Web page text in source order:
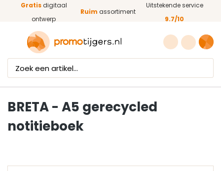
Ga naar de hoofdinhoud
Gratisdigitaal
ontwerp
Ruim assortiment
Uitstekende service
9.7/10
BRETA - A5 gerecycled
notitieboek